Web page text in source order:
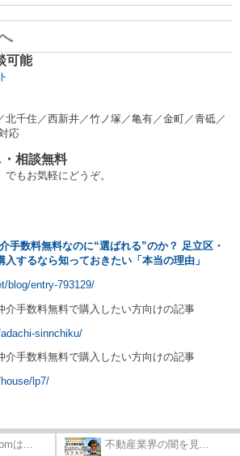
可能
北千住／西新井／竹ノ塚／亀有／金町／青砥／
応
相談無料
もお気軽にどうぞ。
手数料無料なのに“選ばれる”のか？ 足立区・
するなら知っておきたい「本当の理由」
blog/entry-793129/
介手数料無料で購入したい方向けの記事
sinnchiku/
介手数料無料で購入したい方向けの記事
lp7/
は... 不動産業界の闇を見...